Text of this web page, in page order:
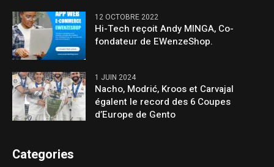
12 OCTOBRE 2022
Hi-Tech reçoit Andy MINGA, Co-
fondateur de EWenzeShop.
1 JUIN 2024
Nacho, Modrić, Kroos et Carvajal
égalent le record des 6 Coupes
d’Europe de Gento
Categories